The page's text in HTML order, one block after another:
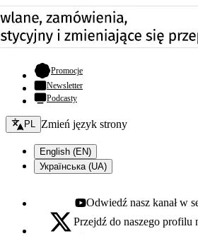
Promocje- otwiera się w nowej karcie
Newsletter
Podcasty
Zmień język - bieżący:
PL Zmień język strony
English (EN)
Українська (UA)
Youtube - otwiera się w nowej karcie
Odwiedź nasz kanał w
X - otwiera się w nowej karcie
Przejdź do naszego